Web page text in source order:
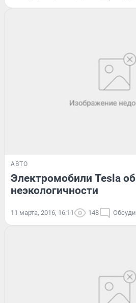
АВТО
Электромобили Tesla
неэкологичности
11 марта, 2016, 16:11 148